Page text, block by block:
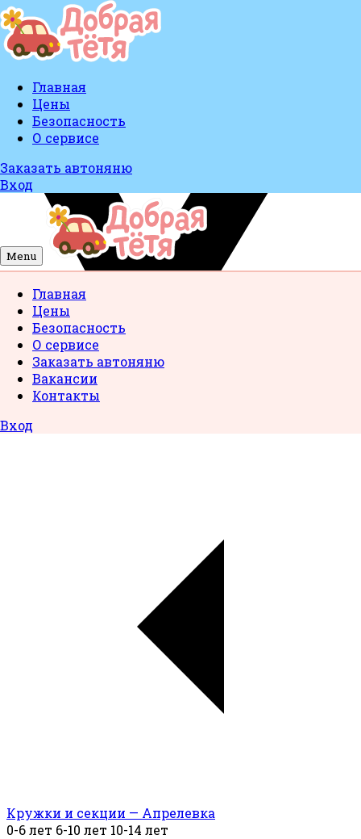
Главная
Цены
Безопасность
О сервисе
Заказать автоняню
Вход
Menu
Главная
Цены
Безопасность
О сервисе
Заказать автоняню
Вакансии
Контакты
Вход
Кружки и секции — Апрелевка
0-6 лет 6-10 лет 10-14 лет